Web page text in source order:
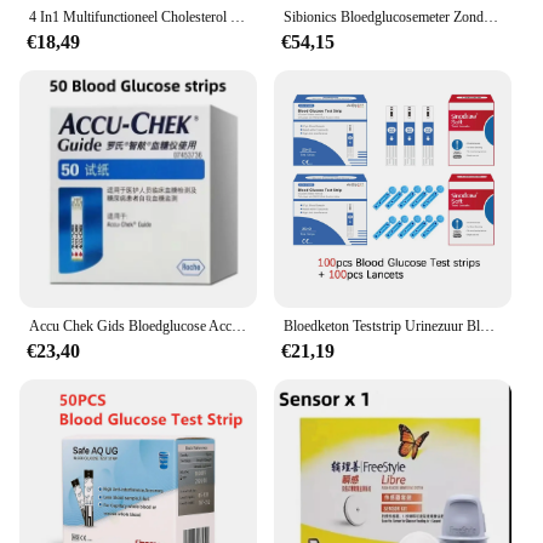
4 In1 Multifunctioneel Cholesterol & Urinezuur & Hemoglobine En Bloedglucose 10 St Elke Test Strips Voor Diabetes Jicht Apparaat & Lancetten
€18,49
Sibionics Bloedglucosemeter Zonder Piercing Vinger 24 uur Dynamische Monitoring Sensor Scanvrije CGM Glucosemeter Gratis Verzending
€54,15
Accu Chek Gids Bloedglucose Accu Chek Glucoseteststrips & Lancetten Stelt Bloedglucosemeter Testkit Vrij Bloed Nemen Naald
€23,40
Bloedketon Teststrip Urinezuur Bloedsuikertest Strip Bloedglucose Teststrip Lancetten Alleen Strip En Lancetten, Geen Meter
€21,19